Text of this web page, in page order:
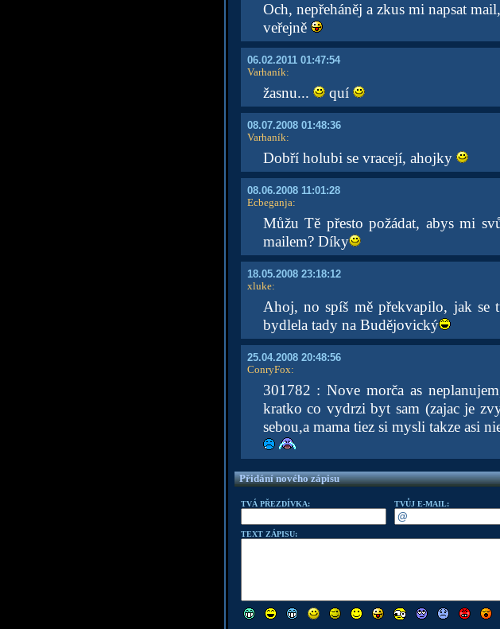
Och, nepřeháněj a zkus mi napsat
veřejně
06.02.2011 01:47:54
Varhaník:
žasnu... quí
08.07.2008 01:48:36
Varhaník:
Dobří holubi se vracejí, ahojky
08.06.2008 11:01:28
Ecbeganja:
Můžu Tě přesto požádat, abys mi
mailem? Díky
18.05.2008 23:18:12
xluke:
Ahoj, no spíš mě překvapilo, jak se
bydlela tady na Budějovický
25.04.2008 20:48:56
ConryFox:
301782 : Nove morča as
kratko co vydrzi byt sam (zajac je
sebou,a mama tiez si mysli takze asi
Přidání nového zápisu
TVÁ PŘEZDÍVKA: TVŮJ E-MAIL:
TEXT ZÁPISU: